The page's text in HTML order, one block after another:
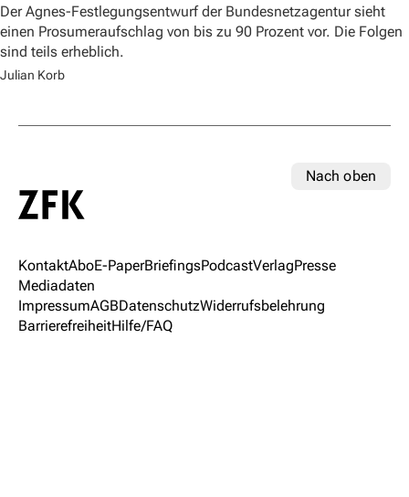
Der Agnes-Festlegungsentwurf der Bundesnetzagentur sieht
einen Prosumeraufschlag von bis zu 90 Prozent vor. Die Folgen
sind teils erheblich.
Julian Korb
Nach oben
KontaktAboE-PaperBriefingsPodcastVerlagPresse
Mediadaten
ImpressumAGBDatenschutzWiderrufsbelehrung
BarrierefreiheitHilfe/FAQ